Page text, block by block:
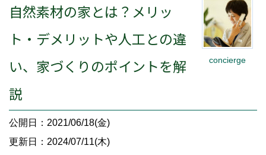
concierge
自然素材の家とは？メリッ
ト・デメリットや人工との違
い、家づくりのポイントを解
説
公開日：2021/06/18(金)
更新日：2024/07/11(木)